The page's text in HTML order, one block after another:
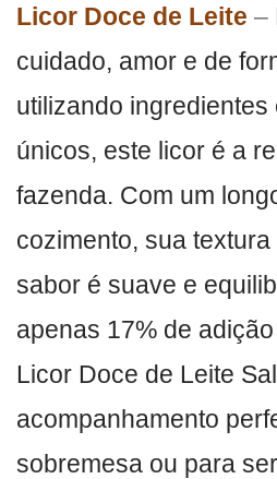
Licor Doce de Leite –
cuidado, amor e de
utilizando ingredientes
únicos, este licor é a
fazenda. Com um
cozimento, sua
sabor é suave e
apenas 17% de
Licor Doce de Leite
acompanhamento
sobremesa ou para